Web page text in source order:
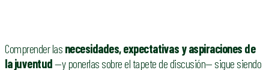
Comprender las necesidades, expectativas y aspiraciones de
la juventud—y ponerlas sobre el tapete de discusión— sigue siendo